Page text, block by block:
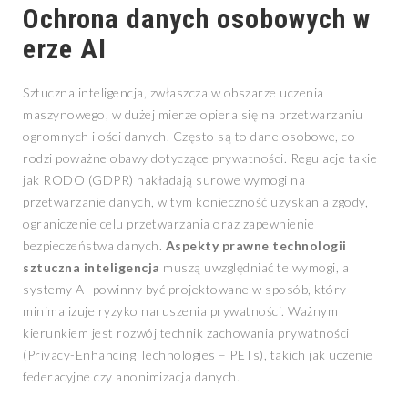
Ochrona danych osobowych w
erze AI
Sztuczna inteligencja, zwłaszcza w obszarze uczenia
maszynowego, w dużej mierze opiera się na przetwarzaniu
ogromnych ilości danych. Często są to dane osobowe, co
rodzi poważne obawy dotyczące prywatności. Regulacje takie
jak RODO (GDPR) nakładają surowe wymogi na
przetwarzanie danych, w tym konieczność uzyskania zgody,
ograniczenie celu przetwarzania oraz zapewnienie
bezpieczeństwa danych. Aspekty prawne technologii
sztuczna inteligencja muszą uwzględniać te wymogi, a
systemy AI powinny być projektowane w sposób, który
minimalizuje ryzyko naruszenia prywatności. Ważnym
kierunkiem jest rozwój technik zachowania prywatności
(Privacy-Enhancing Technologies – PETs), takich jak uczenie
federacyjne czy anonimizacja danych.